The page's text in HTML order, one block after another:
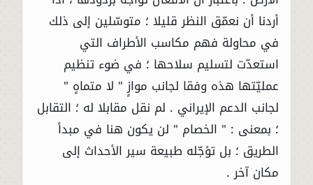
أردنا أن نعمّق النظر قليلا ؛ متوسّلين إلى ذلك
في محاولة فهم مكاسب الأطراف التي
استعدّت لتسليم سلاحها ؛ في ضوء تنظيم
عمليّتها هذه وفقا لجانب موازٍ " لا متماهٍ "
لجانب الدعم الإيراني . لم نقل مقابلا له ؛ التقابل
؛ بمعنى : " الخصام " لن يكون هنا في مبدأ
الطريق ؛ بل تؤجّله طبيعة سير الأحداث إلى
مكان آخر .